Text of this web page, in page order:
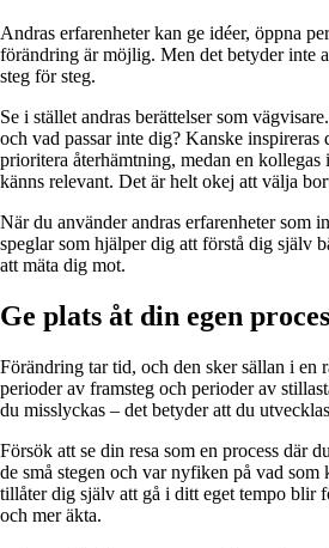
Andras erfarenheter kan ge idéer, öppna
förändring är möjlig. Men det betyder inte
steg för steg.
Se i stället andras berättelser som
och vad passar inte dig? Kanske inspireras
prioritera återhämtning, medan en
känns relevant. Det är helt okej att välja
När du använder andras erfarenheter som
speglar som hjälper dig att förstå dig själv
att mäta dig mot.
Ge plats åt din egen
Förändring tar tid, och den sker sällan i en
perioder av framsteg och perioder av
du misslyckas – det betyder att du
Försök att se din resa som en process där
de små stegen och var nyfiken på vad
tillåter dig själv att gå i ditt eget tempo blir
och mer äkta.